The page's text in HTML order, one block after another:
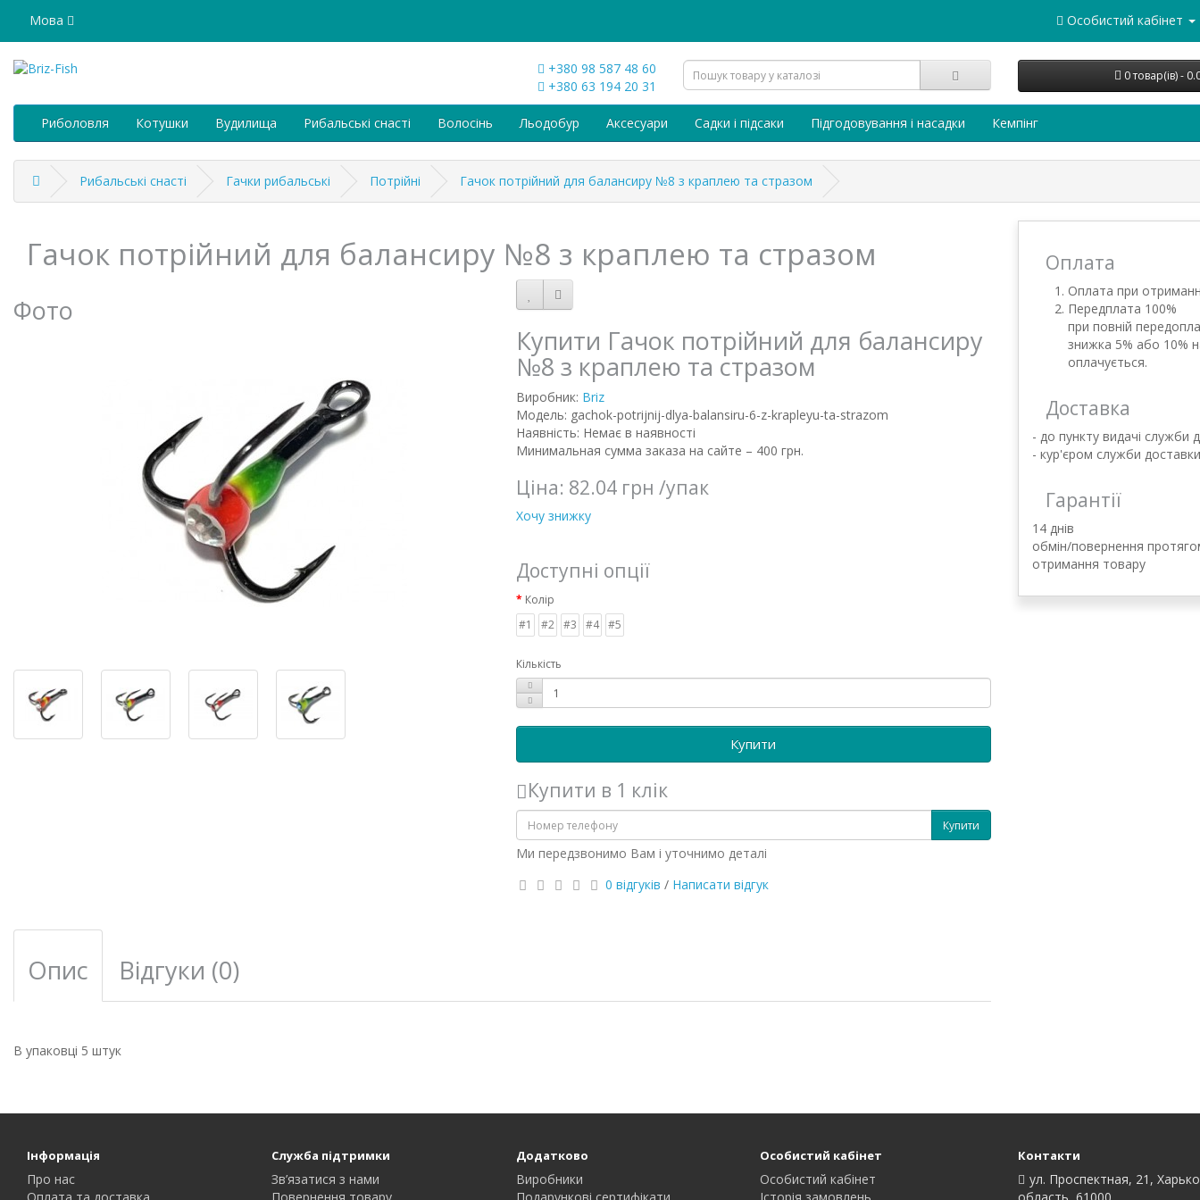
Мова Особистий кабінет
+380 98 587 48 60
+380 63 194 20 31
0 товар(ів) -
Риболовля Котушки Вудилища Рибальські снасті Волосінь Льодобур Аксесуари Садки і підсаки Підгодовування і насадки Кемпінг
Рибальські снасті Гачки рибальські Потрійні Гачок потрійний для балансиру №8 з краплею та стразом
Гачок потрійний для балансиру №8 з краплею та стразом
Фото
Купити Гачок потрійний для балансиру
№8 з краплею та стразом
Виробник: Briz
Модель: gachok-potrijnij-dlya-balansiru-6-z-krapleyu-ta-strazom
Наявність: Немає в наявності
Минимальная сумма заказа на сайте – 400 грн.
Ціна: 82.04 грн /упак
Хочу знижку
Доступні опції
Колір
#1
#2 #3 #4 #5
Кількість
Купити
Купити в 1 клік
Купити
Ми передзвонимо Вам і уточнимо деталі
0 відгуків / Написати відгук
Опис Відгуки (0)
В упаковці 5 штук
Оплата
Оплата при
Передплата 100%
при повній
знижка 5% або 10%
оплачується.
Доставка
- до пункту видачі служби
- кур'єром служби
Гарантії
14 днів
обмін/повернення
отримання товару
Інформація
Про нас
Служба підтримки
Зв’язатися з нами
Додатково
Виробники
Особистий кабінет
Особистий кабінет
Контакти
ул. Проспектная, 21,